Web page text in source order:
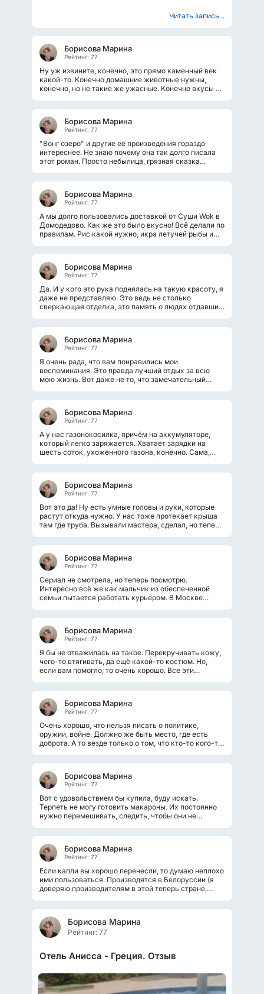
Читать запись...
Борисова Марина
Рейтинг: 77
Ну уж извините, конечно, это прямо каменный век
какой-то. Конечно домашние животные нужны,
конечно, но не такие же ужасные. Конечно вкусы у
Борисова Марина
Рейтинг: 77
"Вонг озеро" и другие её произведения гораздо
интереснее. Не знаю почему она так долго писала
этот роман. Просто небылица, грязная сказка
Борисова Марина
Рейтинг: 77
А мы долго пользовались доставкой от Суши Wok в
Домодедово. Как же это было вкусно! Всё делали по
правилам. Рис какой нужно, икра летучей рыбы и
Борисова Марина
Рейтинг: 77
Да. И у кого это рука поднялась на такую красоту, я
даже не представляю. Это ведь не столько
сверкающая отделка, это память о людях отдавших
Борисова Марина
Рейтинг: 77
Я очень рада, что вам понравились мои
воспоминания. Это правда лучший отдых за всю
мою жизнь. Вот даже не то, что замечательный
Борисова Марина
Рейтинг: 77
А у нас газонокосилка, причём на аккумуляторе,
который легко заряжается. Хватает зарядки на
шесть соток, ухоженного газона, конечно. Сама,
Борисова Марина
Рейтинг: 77
Вот это да! Ну есть умные головы и руки, которые
растут откуда нужно. У нас тоже протекает крыша
там где труба. Вызывали мастера, сделал, но теперь
Борисова Марина
Рейтинг: 77
Сериал не смотрела, но теперь посмотрю.
Интересно всё же как мальчик из обеспеченной
семьи пытается работать курьером. В Москве
Борисова Марина
Рейтинг: 77
Я бы не отважилась на такое. Перекручивать кожу,
чего-то втягивать, да ещё какой-то костюм. Но,
если вам помогло, то очень хорошо. Все эти
Борисова Марина
Рейтинг: 77
Очень хорошо, что нельзя писать о политике,
оружии, войне. Должно же быть место, где есть
доброта. А то везде только о том, что кто-то кого-то
Борисова Марина
Рейтинг: 77
Вот с удовольствием бы купила, буду искать.
Терпеть не могу готовить макароны. Их постоянно
нужно перемешивать, следить, чтобы они не
Борисова Марина
Рейтинг: 77
Если капли вы хорошо перенесли, то думаю неплохо
ими пользоваться. Производятся в Белоруссии (я
доверяю производителям в этой теперь стране,
Борисова Марина
Рейтинг: 77
Отель Анисса - Греция. Отзыв